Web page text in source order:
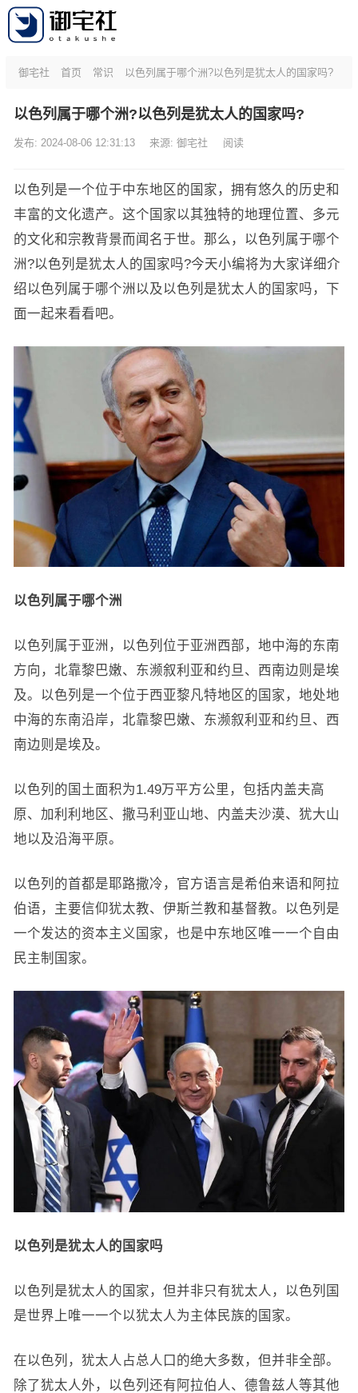
御宅社 首页 常识 以色列属于哪个洲?以色列是犹太人的国家吗?
以色列属于哪个洲?以色列是犹太人的国家吗?
发布: 2024-08-06 12:31:13 来源: 御宅社 阅读
以色列是一个位于中东地区的国家，拥有悠久的历史和
丰富的文化遗产。这个国家以其独特的地理位置、多元
的文化和宗教背景而闻名于世。那么，以色列属于哪个
洲?以色列是犹太人的国家吗?今天小编将为大家详细介
绍以色列属于哪个洲以及以色列是犹太人的国家吗，下
面一起来看看吧。
以色列属于哪个洲
以色列属于亚洲，以色列位于亚洲西部，地中海的东南
方向，北靠黎巴嫩、东濒叙利亚和约旦、西南边则是埃
及。以色列是一个位于西亚黎凡特地区的国家，地处地
中海的东南沿岸，北靠黎巴嫩、东濒叙利亚和约旦、西
南边则是埃及。
以色列的国土面积为1.49万平方公里，包括内盖夫高
原、加利利地区、撒马利亚山地、内盖夫沙漠、犹大山
地以及沿海平原。
以色列的首都是耶路撒冷，官方语言是希伯来语和阿拉
伯语，主要信仰犹太教、伊斯兰教和基督教。以色列是
一个发达的资本主义国家，也是中东地区唯一一个自由
民主制国家。
以色列是犹太人的国家吗
以色列是犹太人的国家，但并非只有犹太人，以色列国
是世界上唯一一个以犹太人为主体民族的国家。
在以色列，犹太人占总人口的绝大多数，但并非全部。
除了犹太人外，以色列还有阿拉伯人、德鲁兹人等其他